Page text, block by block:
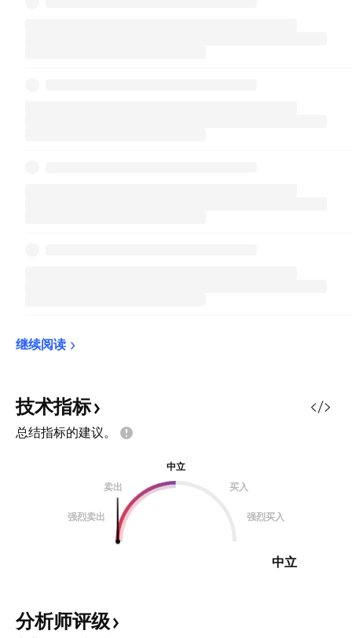
继续阅读
技术指标
总结指标的建议。
中立
卖出
买入
强烈卖出 强烈买入
中立
分析师评级